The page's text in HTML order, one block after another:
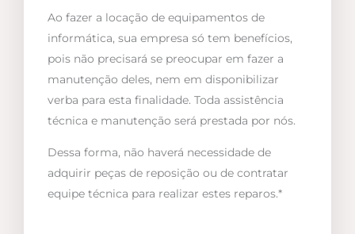
Ao fazer a locação de equipamentos de
informática, sua empresa só tem benefícios,
pois não precisará se preocupar em fazer a
manutenção deles, nem em disponibilizar
verba para esta finalidade. Toda assistência
técnica e manutenção será prestada por nós.
Dessa forma, não haverá necessidade de
adquirir peças de reposição ou de contratar
equipe técnica para realizar estes reparos.*